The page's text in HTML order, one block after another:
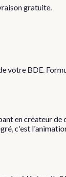
gratuite.
BDE.
en créateur
c'est